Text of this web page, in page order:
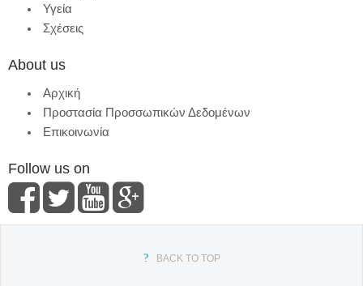
Υγεία
Σχέσεις
About us
Αρχική
Προστασία Προσσωπικών Δεδομένων
Επικοινωνία
Follow us on
BACK TO TOP